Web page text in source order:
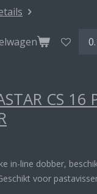
CS 16
in-line dobber,
voor